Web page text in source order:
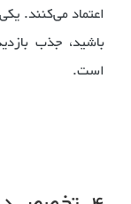
اعتماد می‌کنند.
باشید، جذب
است.